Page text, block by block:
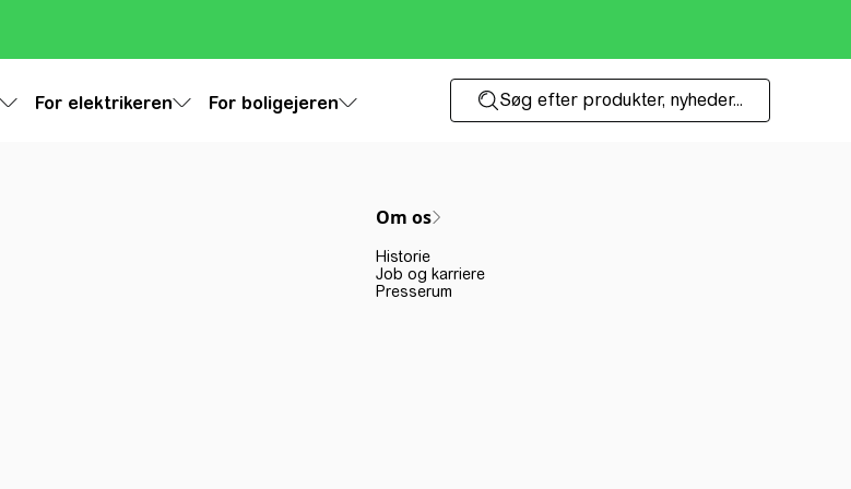
For elektrikeren For boligejeren Søg efter produkter, nyheder...
Om os
Historie
Job og karriere
Presserum